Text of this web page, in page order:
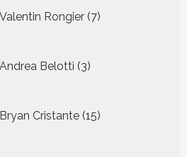
Valentin Rongier 7
producten
Andrea Belotti 3
producten
Bryan Cristante 15
producten